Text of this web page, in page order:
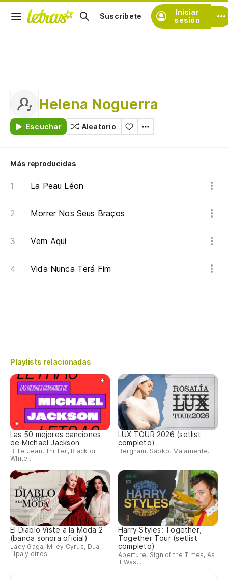
Iniciar
sesión
Suscríbete
Helena Noguerra
Escuchar Aleatorio
Más reproducidas
La Peau Léon
Morrer Nos Seus Braços
Vem Aqui
Vida Nunca Terá Fim
Playlists relacionadas
Las 50 mejores canciones
de Michael Jackson
Billie Jean, Thriller, Black or
White...
LUX TOUR 2026 (setlist
completo)
Berghain, Saoko, Malamente...
El Diablo Viste a la Moda 2
(banda sonora oficial)
Lady Gaga, Miley Cyrus, Dua
Lipa y otros
Harry Styles: Together,
Together Tour (setlist
completo)
Aperture, Sign of the Times, As
It Was...